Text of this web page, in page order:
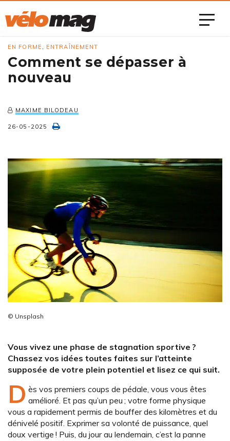
EN FORME , ENTRAÎNEMENT
Comment se dépasser à
nouveau
MAXIME BILODEAU
26-05-2025
© Unsplash
Vous vivez une phase de stagnation sportive ?
Chassez vos idées toutes faites sur l’atteinte
supposée de votre plein potentiel et lisez ce qui suit.
D ès vos premiers coups de pédale, vous vous êtes
amélioré. Et pas qu’un peu ; votre forme physique
vous a rapidement permis de bouffer des kilomètres et du
dénivelé positif. Exprimer sa volonté de puissance, quel
doux vertige ! Puis, du jour au lendemain, c’est la panne